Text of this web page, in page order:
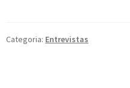
Categoria: Entrevistas